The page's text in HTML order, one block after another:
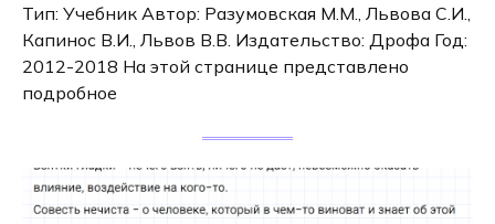
Тип: Учебник Автор: Разумовская М.М., Львова С.И.,
Капинос В.И., Львов В.В. Издательство: Дрофа Год:
2012-2018 На этой странице представлено
подробное